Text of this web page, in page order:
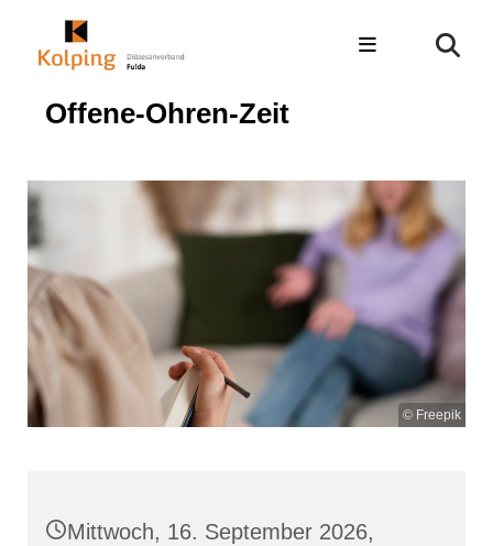
Offene-Ohren-Zeit
© Freepik
Mittwoch, 16. September 2026,